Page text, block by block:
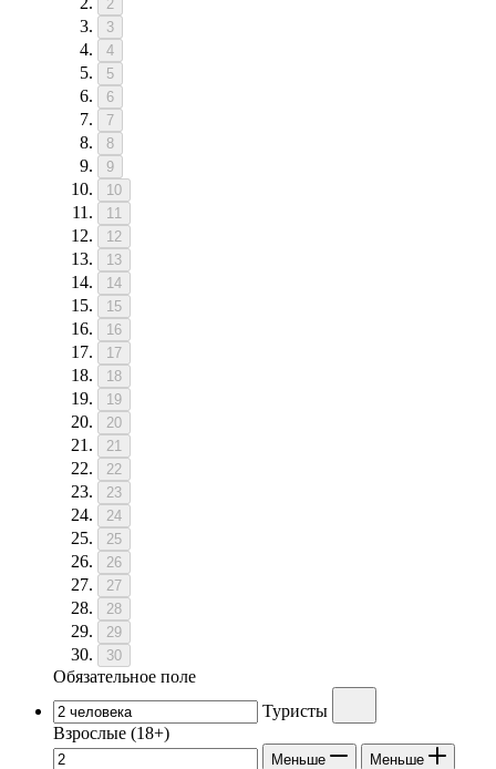
2
3
4
5
6
7
8
9
10
11
12
13
14
15
16
17
18
19
20
21
22
23
24
25
26
27
28
29
30
Обязательное поле
Туристы
Взрослые (18+)
Меньше Меньше